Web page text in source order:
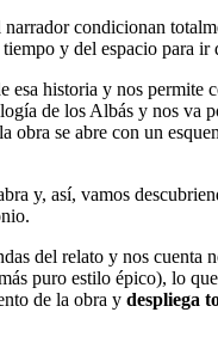
condicionan
y del espacio para
historia y nos
de los Albás y nos va
se abre con un
y, así, vamos
del relato y nos
puro estilo épico), lo
de la obra y despliega